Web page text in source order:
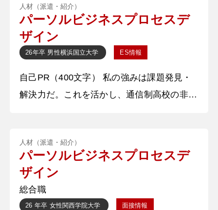
も、お客様目線で考えることを第一とし、多
くのお客様に感謝された経験があります。
【深掘質問】 アルバイトでは具体的にどの
ようなことを行ったのですか。 【深堀質問
回答】 販売
人材（派遣・紹介）
パーソルビジネスプロセスデ
ザイン
26年卒 男性横浜国立大学 ES情報
自己PR（400文字） 私の強みは課題発見・
解決力だ。これを活かし、通信制高校の非常
出席率や学習意欲が低い原因は2つあると考
察した。1つ目は、授業が自己満足になって
いることである。指導方針や講師の教えたい
ことに囚われた結果、生徒が求めている「将
人材（派遣・紹介）
パーソルビジネスプロセスデ
ザイン
総合職
26 年卒 女性関西学院大学 面接情報